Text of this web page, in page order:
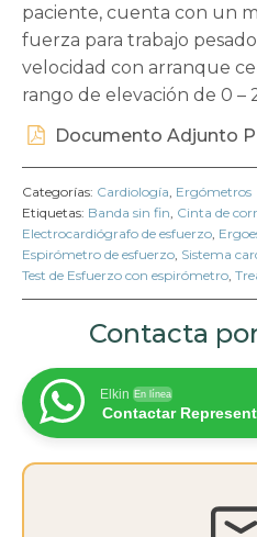
paciente, cuenta con un
fuerza para trabajo
velocidad con arranque
rango de elevación de 0 –
Documento Adjunto
Categorías: Cardiología Ergómetros
Etiquetas: Banda sin fin Cinta de
Electrocardiógrafo de esfuerzo
Espirómetro de esfuerzo Sistema
Test de Esfuerzo con espirómetro
Contacta
Elkin En línea
Contactar